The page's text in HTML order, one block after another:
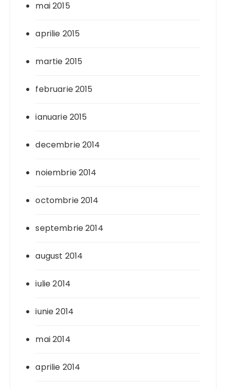
mai 2015
aprilie 2015
martie 2015
februarie 2015
ianuarie 2015
decembrie 2014
noiembrie 2014
octombrie 2014
septembrie 2014
august 2014
iulie 2014
iunie 2014
mai 2014
aprilie 2014